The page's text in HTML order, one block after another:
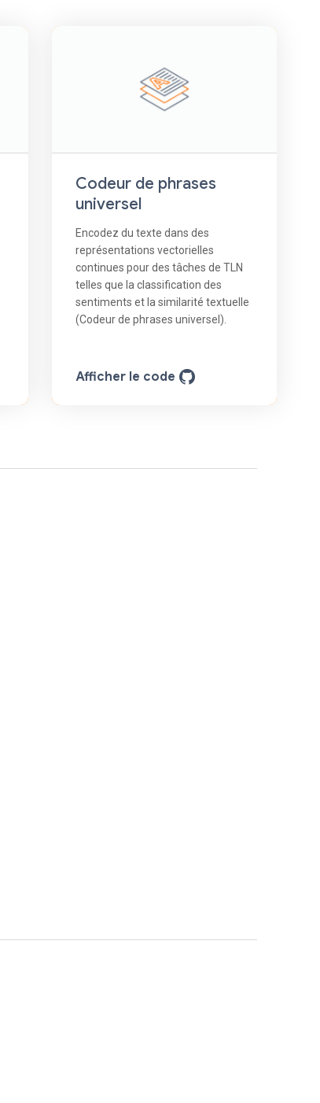
Codeur de phrases
universel
Encodez du texte dans des
représentations vectorielles
continues pour des tâches de TLN
telles que la classification des
sentiments et la similarité textuelle
(Codeur de phrases universel).
Afficher le code